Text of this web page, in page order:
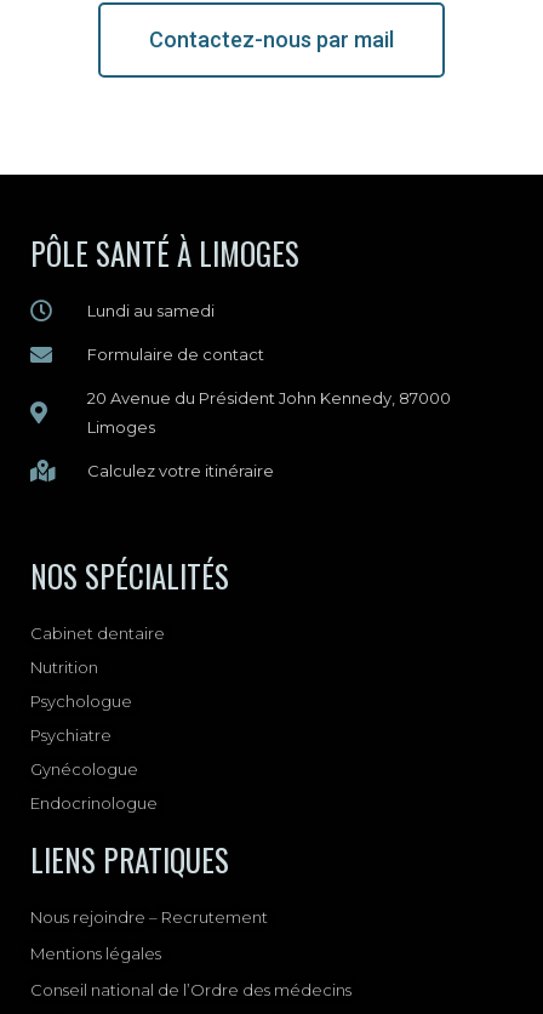
Contactez-nous par mail
PÔLE SANTÉ À LIMOGES
Lundi au samedi
Formulaire de contact
20 Avenue du Président John Kennedy, 87000
Limoges
Calculez votre itinéraire
NOS SPÉCIALITÉS
Cabinet dentaire
Nutrition
Psychologue
Psychiatre
Gynécologue
Endocrinologue
LIENS PRATIQUES
Nous rejoindre – Recrutement
Mentions légales
Conseil national de l’Ordre des médecins